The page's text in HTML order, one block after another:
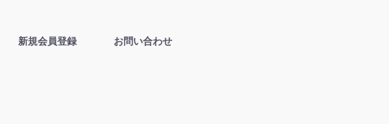
新規会員登録 お問い合わせ